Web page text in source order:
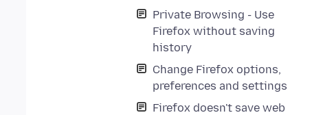
Private Browsing - Use
Firefox without saving
history
Change Firefox options,
preferences and settings
Firefox doesn't save web